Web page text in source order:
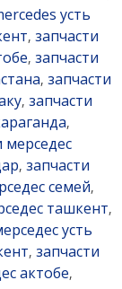
усть
, запчасти
, запчасти
, запчасти
, запчасти
,
мерседес
, запчасти
семей,
ташкент,
усть
, запчасти
актобе,